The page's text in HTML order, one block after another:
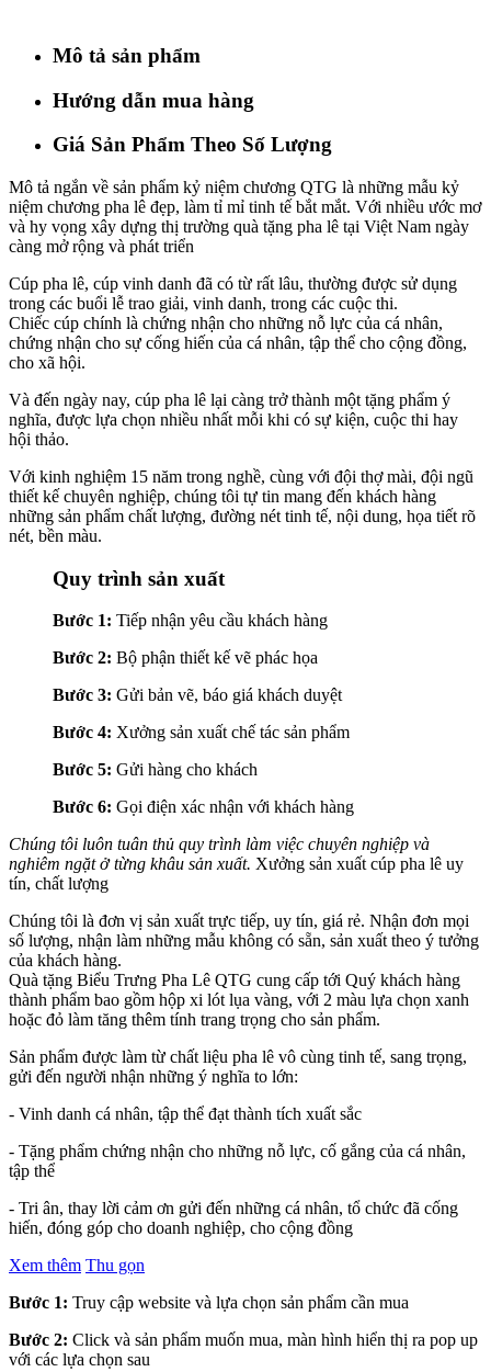
Mô tả sản phẩm
Hướng dẫn mua hàng
Giá Sản Phẩm Theo Số Lượng
Mô tả ngắn về sản phẩm kỷ niệm chương QTG là những mẫu kỷ
niệm chương pha lê đẹp, làm tỉ mỉ tinh tế bắt mắt. Với nhiều ước mơ
và hy vọng xây dựng thị trường quà tặng pha lê tại Việt Nam ngày
càng mở rộng và phát triển
Cúp pha lê, cúp vinh danh đã có từ rất lâu, thường được sử dụng
trong các buổi lễ trao giải, vinh danh, trong các cuộc thi.
Chiếc cúp chính là chứng nhận cho những nỗ lực của cá nhân,
chứng nhận cho sự cống hiến của cá nhân, tập thể cho cộng đồng,
cho xã hội.
Và đến ngày nay, cúp pha lê lại càng trở thành một tặng phẩm ý
nghĩa, được lựa chọn nhiều nhất mỗi khi có sự kiện, cuộc thi hay
hội thảo.
Với kinh nghiệm 15 năm trong nghề, cùng với đội thợ mài, đội ngũ
thiết kế chuyên nghiệp, chúng tôi tự tin mang đến khách hàng
những sản phẩm chất lượng, đường nét tinh tế, nội dung, họa tiết rõ
nét, bền màu.
Quy trình sản xuất
Bước 1: Tiếp nhận yêu cầu khách hàng
Bước 2: Bộ phận thiết kế vẽ phác họa
Bước 3: Gửi bản vẽ, báo giá khách duyệt
Bước 4: Xưởng sản xuất chế tác sản phẩm
Bước 5: Gửi hàng cho khách
Bước 6: Gọi điện xác nhận với khách hàng
Chúng tôi luôn tuân thủ quy trình làm việc chuyên nghiệp và
nghiêm ngặt ở từng khâu sản xuất. Xưởng sản xuất cúp pha lê uy
tín, chất lượng
Chúng tôi là đơn vị sản xuất trực tiếp, uy tín, giá rẻ. Nhận đơn mọi
số lượng, nhận làm những mẫu không có sẵn, sản xuất theo ý tưởng
của khách hàng.
Quà tặng Biểu Trưng Pha Lê QTG cung cấp tới Quý khách hàng
thành phẩm bao gồm hộp xi lót lụa vàng, với 2 màu lựa chọn xanh
hoặc đỏ làm tăng thêm tính trang trọng cho sản phẩm.
Sản phẩm được làm từ chất liệu pha lê vô cùng tinh tế, sang trọng,
gửi đến người nhận những ý nghĩa to lớn:
- Vinh danh cá nhân, tập thể đạt thành tích xuất sắc
- Tặng phẩm chứng nhận cho những nỗ lực, cố gắng của cá nhân,
tập thể
- Tri ân, thay lời cảm ơn gửi đến những cá nhân, tổ chức đã cống
hiến, đóng góp cho doanh nghiệp, cho cộng đồng
Xem thêm Thu gọn
Bước 1: Truy cập website và lựa chọn sản phẩm cần mua
Bước 2: Click và sản phẩm muốn mua, màn hình hiển thị ra pop up
với các lựa chọn sau